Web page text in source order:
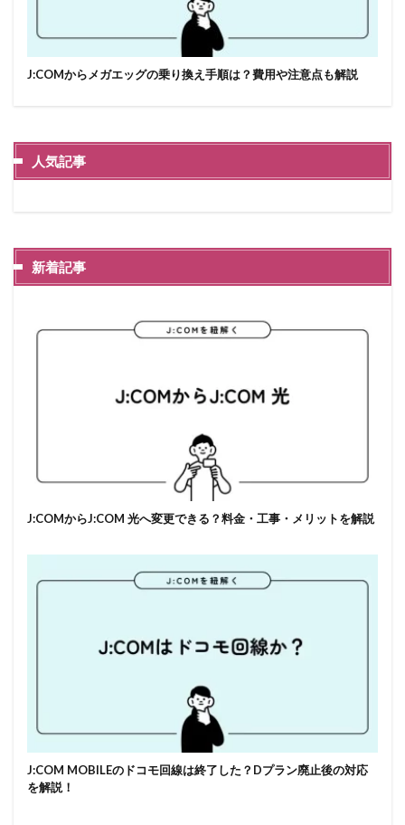
J:COMからメガエッグの乗り換え手順は？費用や注意点も解説
人気記事
新着記事
J:COMからJ:COM 光へ変更できる？料金・工事・メリットを解説
J:COM MOBILEのドコモ回線は終了した？Dプラン廃止後の対応
を解説！